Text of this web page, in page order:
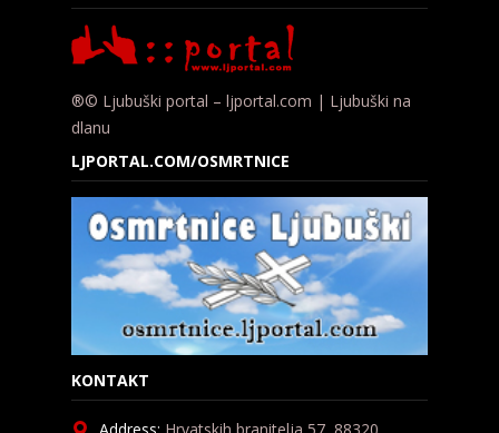
®© Ljubuški portal – ljportal.com | Ljubuški na
dlanu
LJPORTAL.COM/OSMRTNICE
KONTAKT